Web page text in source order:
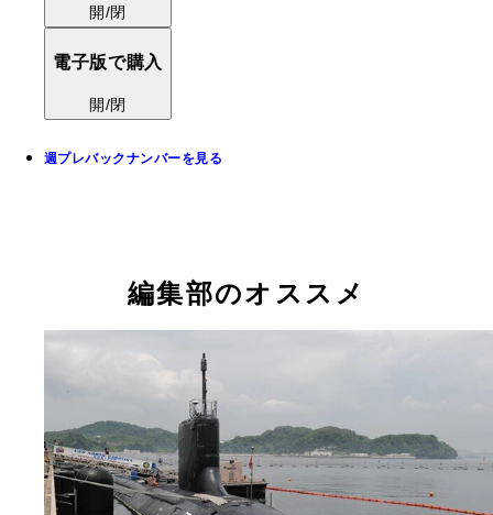
開/閉
電子版で購入
開/閉
週プレバックナンバーを見る
編集部のオススメ